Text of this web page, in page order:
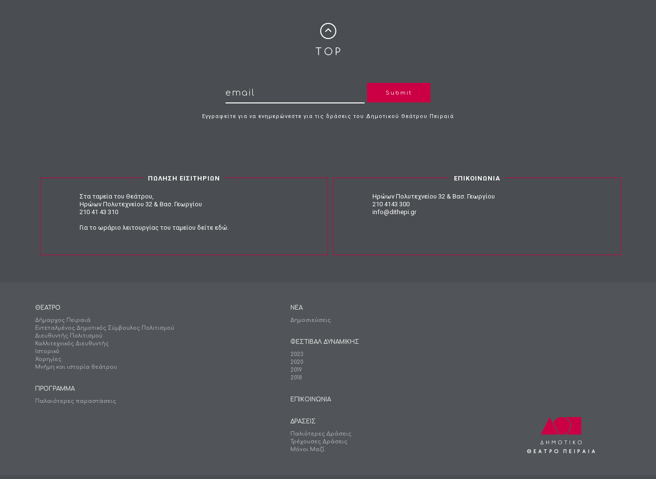
Submit
Εγγραφείτε για να ενημερώνεστε για τις δράσεις του Δημοτικού Θεάτρου Πειραιά
ΠΩΛΗΣΗ ΕΙΣΙΤΗΡΙΩΝ
Στα ταμεία του Θεάτρου,
Ηρώων Πολυτεχνείου 32 & Βασ. Γεωργίου
210 41 43 310
Για το ωράριο λειτουργίας του ταμείου δείτε εδώ.
ΕΠΙΚΟΙΝΩΝΙΑ
Ηρώων Πολυτεχνείου 32 & Βασ. Γεωργίου
210 4143 300
info@dithepi.gr
ΘΕΑΤΡΟ
Δήμαρχος Πειραιά
Εντεταλμένος Δημοτικός Σύμβουλος Πολιτισμού
Διευθυντής Πολιτισμού
Καλλιτεχνικός Διευθυντής
Ιστορικό
Χορηγίες
Μνήμη και ιστορία θεάτρου
ΠΡΟΓΡΑΜΜΑ
Παλαιότερες παραστάσεις
ΝΕΑ
Δημοσιεύσεις
ΦΕΣΤΙΒΑΛ ΔΥΝΑΜΙΚΗΣ
2023
2020
2019
2018
ΕΠΙΚΟΙΝΩΝΙΑ
ΔΡΑΣΕΙΣ
Παλιότερες Δράσεις
Τρέχουσες Δράσεις
Μόνοι Μαζί